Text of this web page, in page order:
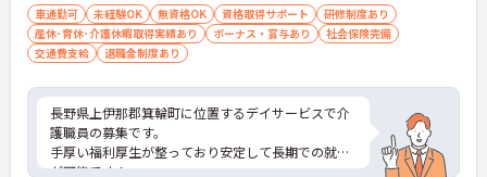
車通勤可 未経験OK 無資格OK 資格取得サポート
研修制度あり
産休･育休･介護休暇取得実績あり
ボーナス・賞与あり
社会保険完備
交通費支給
退職金制度あり
長野県上伊那郡箕輪町に位置するデイサービスで介
護職員の募集です。
手厚い福利厚生が整っており安定して長期での就業
が可能です！